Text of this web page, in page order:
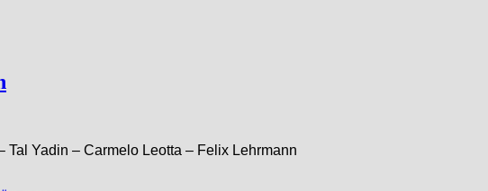
Yadin – Carmelo Leotta – Felix Lehrmann